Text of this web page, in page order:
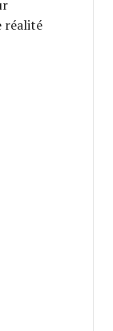
réalité